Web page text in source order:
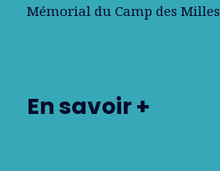
Mémorial du Camp des Milles
En savoir +